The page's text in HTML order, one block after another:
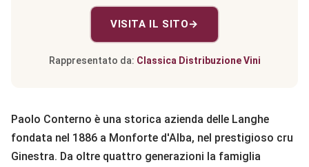
VISITA IL SITO→
Rappresentato da: Classica Distribuzione Vini
Paolo Conterno è una storica azienda delle Langhe
fondata nel 1886 a Monforte d'Alba, nel prestigioso cru
Ginestra. Da oltre quattro generazioni la famiglia